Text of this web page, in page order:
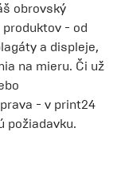
obrovský
- od
a displeje,
na mieru. Či už
- v print24
požiadavku.